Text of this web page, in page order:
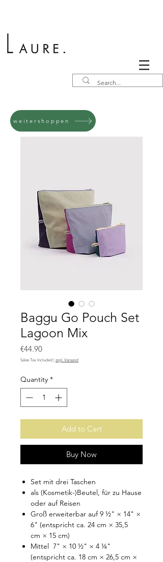
weitershoppen
Baggu Go Pouch Set
Lagoon Mix
€44.90Price
Sales Tax Included zzgl. Versand
Quantity *
Add to Cart
Buy Now
Set mit drei Taschen
als (Kosmetik-)Beutel, für zu Hause
oder auf Reisen
Groß erweiterbar auf 9 ½" × 14" ×
6" (entspricht ca. 24 cm × 35,5
cm × 15 cm)
Mittel 7" × 10 ½" × 4 ¼"
(entspricht ca. 18 cm × 26,5 cm ×